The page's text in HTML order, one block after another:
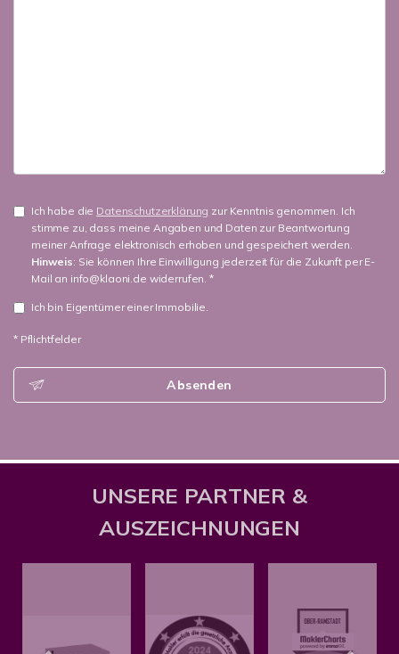
Ich habe die Datenschutzerklärung zur Kenntnis genommen. Ich
stimme zu, dass meine Angaben und Daten zur Beantwortung
meiner Anfrage elektronisch erhoben und gespeichert werden.
Hinweis: Sie können Ihre Einwilligung jederzeit für die Zukunft per E-
Mail an info@klaoni.de widerrufen. *
Ich bin Eigentümer einer Immobilie.
* Pflichtfelder
Absenden
UNSERE PARTNER &
AUSZEICHNUNGEN